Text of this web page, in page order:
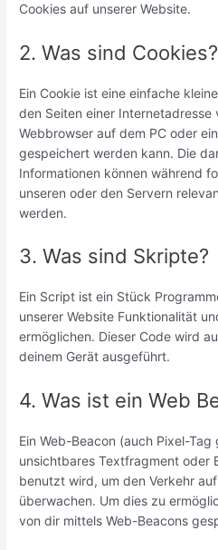
Cookies auf unserer Website.
2. Was sind Cookies?
Ein Cookie ist eine einfache
den Seiten einer Internetadresse
Webbrowser auf dem PC oder
gespeichert werden kann. Die
Informationen können während
unseren oder den Servern
werden.
3. Was sind Skripte?
Ein Script ist ein Stück
unserer Website Funktionalität
ermöglichen. Dieser Code wird
deinem Gerät ausgeführt.
4. Was ist ein Web
Ein Web-Beacon (auch Pixel-
unsichtbares Textfragment oder
benutzt wird, um den Verkehr
überwachen. Um dies zu
von dir mittels Web-Beacons